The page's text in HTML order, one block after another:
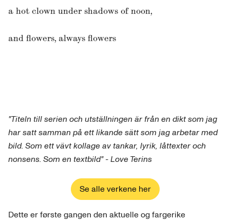
a hot clown under shadows of noon,
and flowers, always flowers
"Titeln till serien och utställningen är från en dikt som jag
har satt samman på ett likande sätt som jag arbetar med
bild. Som ett vävt kollage av tankar, lyrik, låttexter och
nonsens. Som en textbild" - Love Terins
Se alle verkene her
Dette er første gangen den aktuelle og fargerike